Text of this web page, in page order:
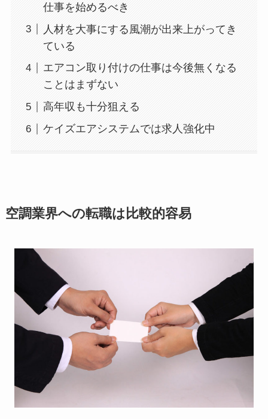
仕事を始めるべき
人材を大事にする風潮が出来上がってき
ている
エアコン取り付けの仕事は今後無くなる
ことはまずない
高年収も十分狙える
ケイズエアシステムでは求人強化中
空調業界への転職は比較的容易